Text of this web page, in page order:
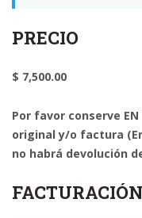
PRECIO
$ 7,500.00
Por favor conserve EN
original y/o factura
no habrá devolución
FACTURACIÓN